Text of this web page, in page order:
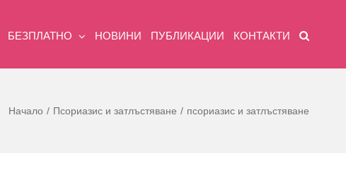
БЕЗПЛАТНО НОВИНИ ПУБЛИКАЦИИ КОНТАКТИ
Начало Псориазис и затлъстяване псориазис и затлъстяване